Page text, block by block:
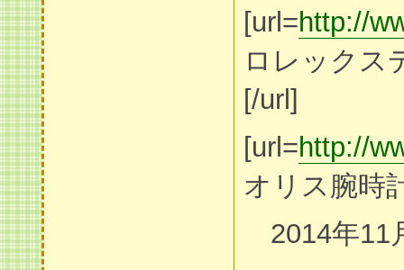
[url=http://
ロレックス
[/url]
[url=http://
オリス腕時
2014年11